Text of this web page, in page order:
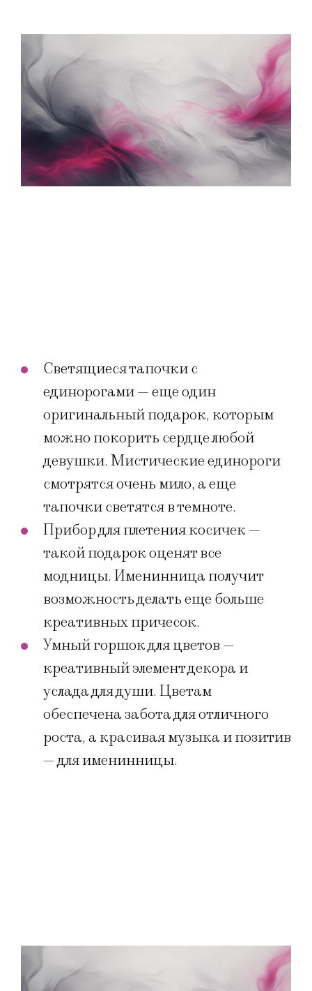
Светящиеся тапочки с
единорогами — еще один
оригинальный подарок, которым
можно покорить сердце любой
девушки. Мистические единороги
смотрятся очень мило, а еще
тапочки светятся в темноте.
Прибор ​для плетения косичек —
такой подарок оценят все
модницы. Именинница получит
возможность делать еще больше
креативных причесок.
Умный горшок для цветов —
креативный элемент декора и
услада для души. Цветам
обеспечена забота для отличного
роста, а красивая музыка и позитив
— для именинницы.